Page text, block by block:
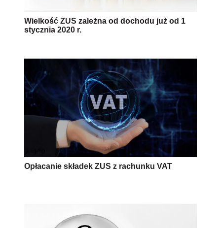
Wielkość ZUS zależna od dochodu już od 1
stycznia 2020 r.
Opłacanie składek ZUS z rachunku VAT